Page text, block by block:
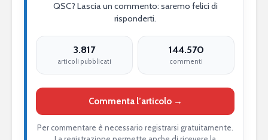
QSC? Lascia un commento: saremo felici di
risponderti.
3.817
articoli pubblicati
144.570
commenti
Commenta l’articolo →
Per commentare è necessario registrarsi gratuitamente.